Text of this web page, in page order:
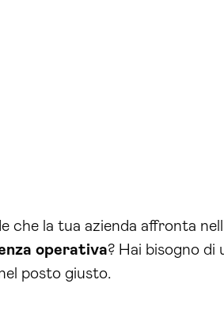
che la tua azienda affronta
operativa? Hai bisogno di
posto giusto.